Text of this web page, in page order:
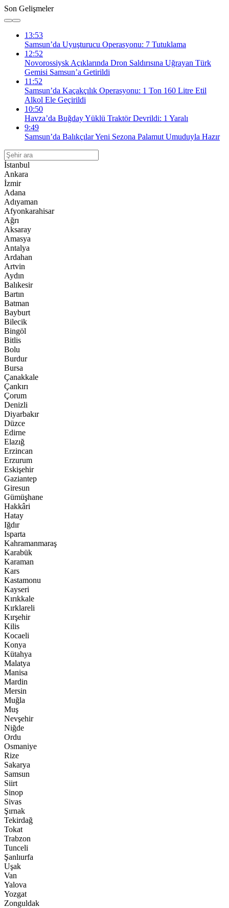
Son Gelişmeler
13:53
Samsun’da Uyuşturucu Operasyonu: 7 Tutuklama
12:52
Novorossiysk Açıklarında Dron Saldırısına Uğrayan Türk
Gemisi Samsun’a Getirildi
11:52
Samsun’da Kaçakçılık Operasyonu: 1 Ton 160 Litre Etil
Alkol Ele Geçirildi
10:50
Havza’da Buğday Yüklü Traktör Devrildi: 1 Yaralı
9:49
Samsun’da Balıkçılar Yeni Sezona Palamut Umuduyla Hazır
İstanbul
Ankara
İzmir
Adana
Adıyaman
Afyonkarahisar
Ağrı
Aksaray
Amasya
Antalya
Ardahan
Artvin
Aydın
Balıkesir
Bartın
Batman
Bayburt
Bilecik
Bingöl
Bitlis
Bolu
Burdur
Bursa
Çanakkale
Çankırı
Çorum
Denizli
Diyarbakır
Düzce
Edirne
Elazığ
Erzincan
Erzurum
Eskişehir
Gaziantep
Giresun
Gümüşhane
Hakkâri
Hatay
Iğdır
Isparta
Kahramanmaraş
Karabük
Karaman
Kars
Kastamonu
Kayseri
Kırıkkale
Kırklareli
Kırşehir
Kilis
Kocaeli
Konya
Kütahya
Malatya
Manisa
Mardin
Mersin
Muğla
Muş
Nevşehir
Niğde
Ordu
Osmaniye
Rize
Sakarya
Samsun
Siirt
Sinop
Sivas
Şırnak
Tekirdağ
Tokat
Trabzon
Tunceli
Şanlıurfa
Uşak
Van
Yalova
Yozgat
Zonguldak